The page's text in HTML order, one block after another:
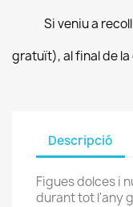
Si veniu a
gratuït), al final de
Descripció
Figues dolces i
durant tot l'any